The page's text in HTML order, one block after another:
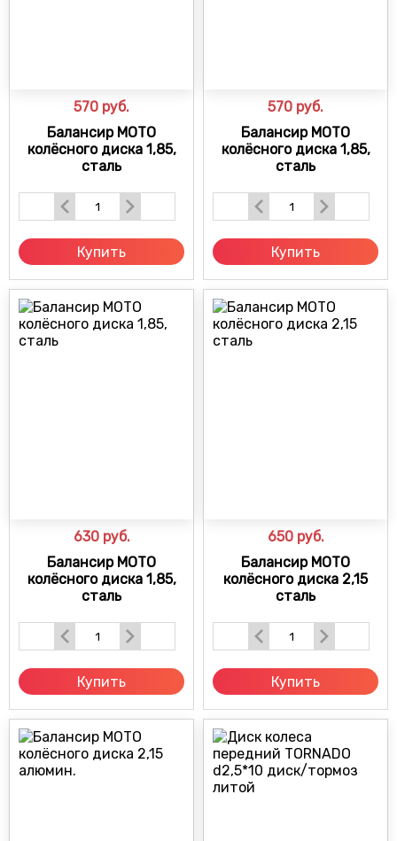
570 руб.
Балансир МОТО
колёсного диска 1,85,
сталь
Купить
570 руб.
Балансир МОТО
колёсного диска 1,85,
сталь
Купить
630 руб.
Балансир МОТО
колёсного диска 1,85,
сталь
Купить
650 руб.
Балансир МОТО
колёсного диска 2,15
сталь
Купить